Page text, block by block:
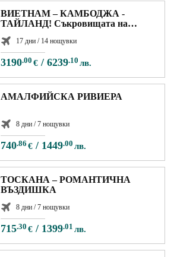
ВИЕТНАМ – КАМБОДЖА -
ТАЙЛАНД! Съкровищата на
Тайланд за български граждани
17 дни / 14 нощувки
3190.00 €/ 6239.10 лв.
АМАЛФИЙСКА РИВИЕРА
8 дни / 7 нощувки
740.86 €/ 1449.00 лв.
ТОСКАНА – РОМАНТИЧНА
ВЪЗДИШКА
8 дни / 7 нощувки
715.30 €/ 1399.01 лв.